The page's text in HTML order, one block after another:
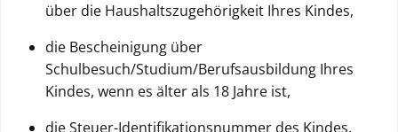
über die Haushaltszugehörigkeit Ihres Kindes,
die Bescheinigung über
Schulbesuch/Studium/Berufsausbildung Ihres
Kindes, wenn es älter als 18 Jahre ist,
die Steuer-Identifikationsnummer des Kindes,